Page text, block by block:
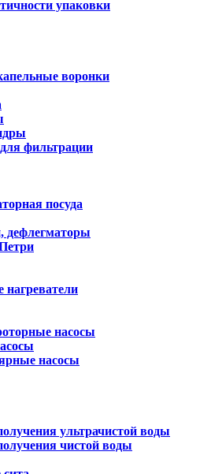
упаковки
воронки
фильтрации
посуда
дефлегматоры
насосы
насосы
ультрачистой воды
чистой воды